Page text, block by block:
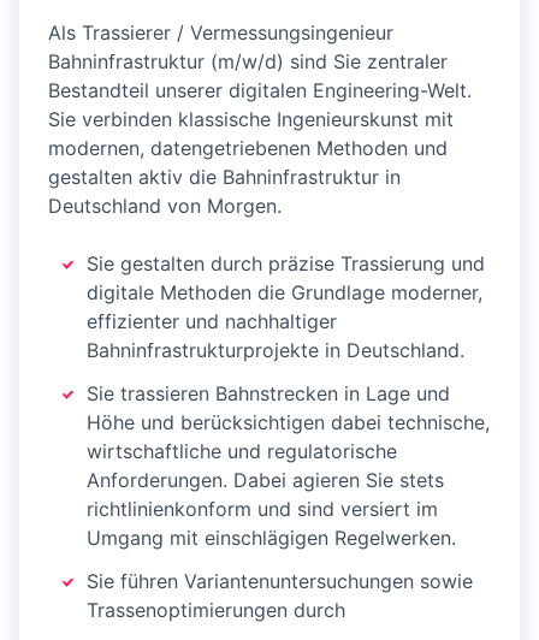
Als Trassierer / Vermessungsingenieur
Bahninfrastruktur (m/w/d) sind Sie zentraler
Bestandteil unserer digitalen Engineering-Welt.
Sie verbinden klassische Ingenieurskunst mit
modernen, datengetriebenen Methoden und
gestalten aktiv die Bahninfrastruktur in
Deutschland von Morgen.
Sie gestalten durch präzise Trassierung und
digitale Methoden die Grundlage moderner,
effizienter und nachhaltiger
Bahninfrastrukturprojekte in Deutschland.
Sie trassieren Bahnstrecken in Lage und
Höhe und berücksichtigen dabei technische,
wirtschaftliche und regulatorische
Anforderungen. Dabei agieren Sie stets
richtlinienkonform und sind versiert im
Umgang mit einschlägigen Regelwerken.
Sie führen Variantenuntersuchungen sowie
Trassenoptimierungen durch